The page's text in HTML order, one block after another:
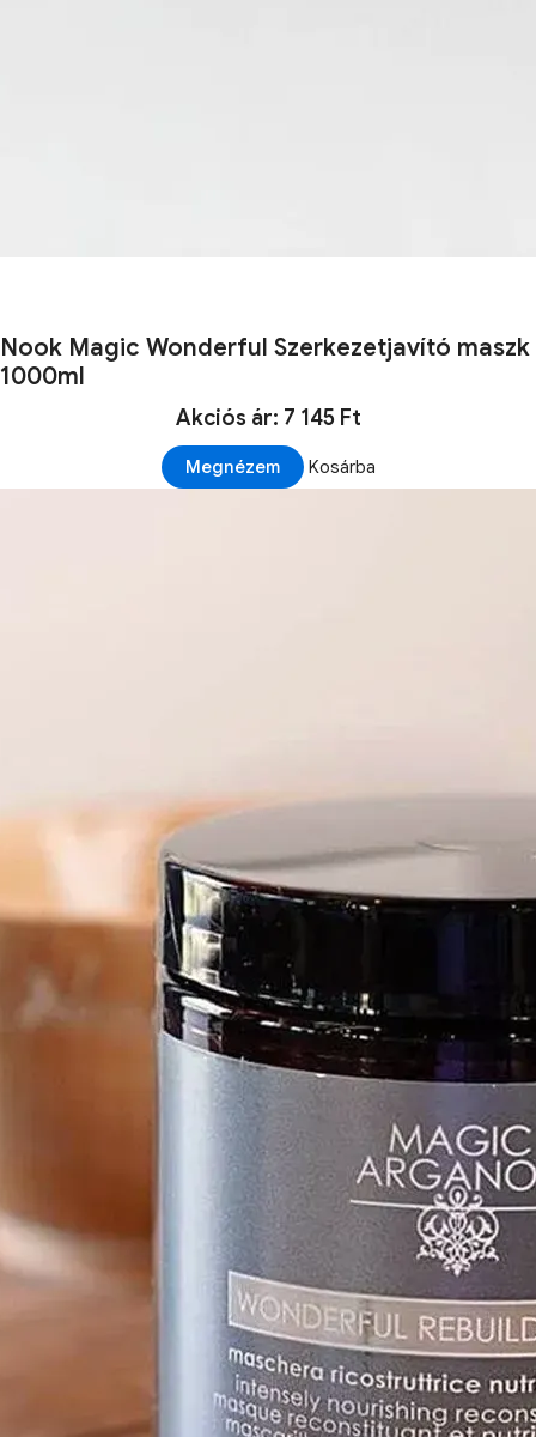
Nook Magic Wonderful Szerkezetjavító maszk
1000ml
Akciós ár: 7 145 Ft
Megnézem Kosárba